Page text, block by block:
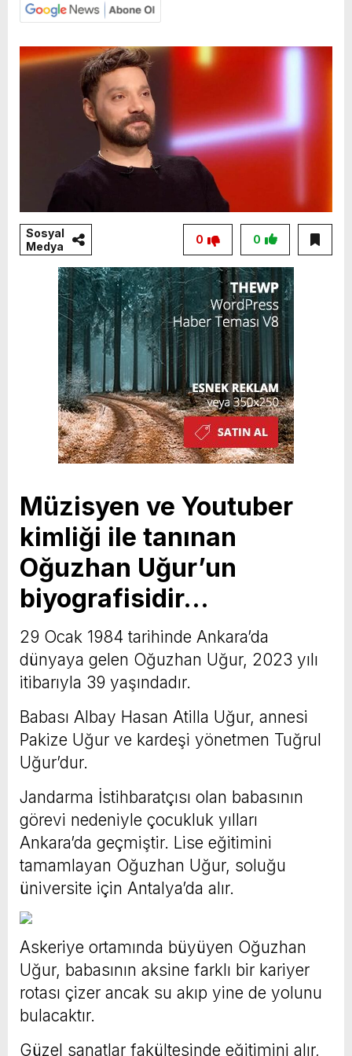
Sosyal
Medya
0
0
Müzisyen ve Youtuber
kimliği ile tanınan
Oğuzhan Uğur’un
biyografisidir…
29 Ocak 1984 tarihinde Ankara’da
dünyaya gelen Oğuzhan Uğur, 2023 yılı
itibarıyla 39 yaşındadır.
Babası Albay Hasan Atilla Uğur, annesi
Pakize Uğur ve kardeşi yönetmen Tuğrul
Uğur’dur.
Jandarma İstihbaratçısı olan babasının
görevi nedeniyle çocukluk yılları
Ankara’da geçmiştir. Lise eğitimini
tamamlayan Oğuzhan Uğur, soluğu
üniversite için Antalya’da alır.
Askeriye ortamında büyüyen Oğuzhan
Uğur, babasının aksine farklı bir kariyer
rotası çizer ancak su akıp yine de yolunu
bulacaktır.
Güzel sanatlar fakültesinde eğitimini alır,